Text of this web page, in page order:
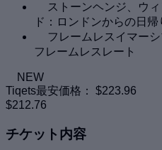
ストーンヘンジ、ウ
ド：ロンドンからの日
フレームレスイマー
フレームレスレート
NEW
Tiqets最安価格：
$223.96
$212.76
チケット内容